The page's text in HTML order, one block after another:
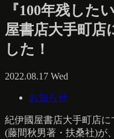
『100年残した
屋書店大手町店
した！
2022.08.17 Wed
お知らせ
紀伊國屋書店大手町店に
(藤間秋男著・扶桑社)が